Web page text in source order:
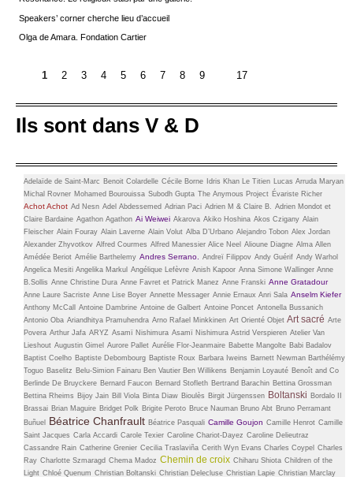
Speakers’ corner cherche lieu d’accueil
Olga de Amara. Fondation Cartier
1 2 3 4 5 6 7 8 9 17
Ils sont dans V & D
Adelaïde de Saint-Marc Benoit Colardelle Cécile Borne Idris Khan Le Titien Lucas Arruda Maryan
Michal Rovner Mohamed Bourouissa Subodh Gupta The Anymous Project Évariste Richer
Achot Achot Ad Nesn Adel Abdessemed Adrian Paci Adrien M & Claire B. Adrien Mondot et
Claire Bardaine Agathon Agathon Ai Weiwei Akarova Akiko Hoshina Akos Czigany Alain
Fleischer Alain Fouray Alain Laverne Alain Volut Alba D’Urbano Alejandro Tobon Alex Jordan
Alexander Zhyvotkov Alfred Courmes Alfred Manessier Alice Neel Alioune Diagne Alma Allen
Amédée Beriot Amélie Barthelemy Andres Serrano. Andreï Filippov Andy Guérif Andy Warhol
Angelica Mesiti Angelika Markul Angélique Lefèvre Anish Kapoor Anna Simone Wallinger Anne
B.Sollis Anne Christine Dura Anne Favret et Patrick Manez Anne Franski Anne Gratadour
Anne Laure Sacriste Anne Lise Boyer Annette Messager Annie Ernaux Anri Sala Anselm Kiefer
Anthony McCall Antoine Dambrine Antoine de Galbert Antoine Poncet Antonella Bussanich
Antonio Oba Ariandhitya Pramuhendra Arno Rafael Minkkinen Art Orienté Objet Art sacré Arte
Povera Arthur Jafa ARYZ Asamï Nishimura Asamï Nishimura Astrid Verspieren Atelier Van
Lieshout Augustin Gimel Aurore Pallet Aurélie Flor-Jeanmaire Babette Mangolte Babi Badalov
Baptist Coelho Baptiste Debombourg Baptiste Roux Barbara Iweins Barnett Newman Barthélémy
Toguo Baselitz Belu-Simion Fainaru Ben Vautier Ben Willikens Benjamin Loyauté Benoît and Co
Berlinde De Bruyckere Bernard Faucon Bernard Stofleth Bertrand Barachin Bettina Grossman
Bettina Rheims Bijoy Jain Bill Viola Binta Diaw Bioulès Birgit Jürgenssen Boltanski Bordalo II
Brassai Brian Maguire Bridget Polk Brigite Peroto Bruce Nauman Bruno Abt Bruno Perramant
Buñuel
Béatrice Chanfrault Béatrice Pasquali Camille Goujon Camille Henrot Camille
Saint Jacques Carla Accardi Carole Texier Caroline Chariot-Dayez Caroline Delieutraz
Cassandre Rain Catherine Grenier Cecilia Traslaviña Cerith Wyn Evans Charles Coypel Charles
Ray Charlotte Szmaragd Chema Madoz Chemin de croix Chiharu Shiota Children of the
Light Chloé Quenum Christian Boltanski Christian Delecluse Christian Lapie Christian Marclay